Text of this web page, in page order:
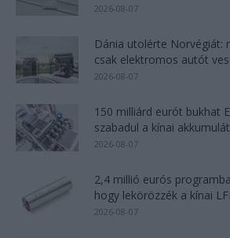
2026-08-07
Dánia utolérte Norvégiát:
csak elektromos autót
2026-08-07
150 milliárd eurót bukhat
szabadul a kínai
2026-08-07
2,4 millió eurós
hogy lekörözzék a kínai
2026-08-07